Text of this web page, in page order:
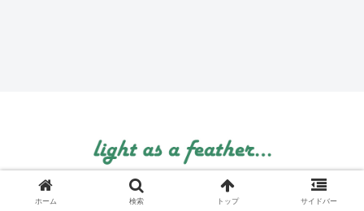
© 1999 light as a feather....
ホーム 検索 トップ サイドバー